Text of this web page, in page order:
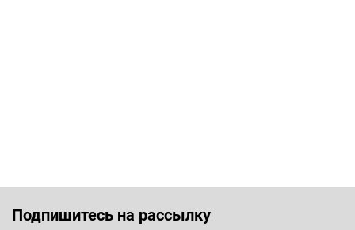
Подпишитесь на рассылку